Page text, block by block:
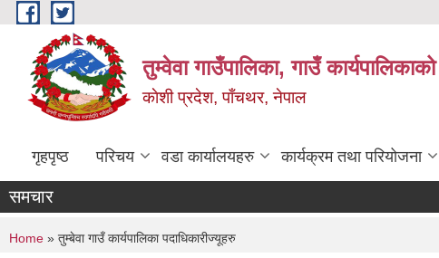
Skip to main content
तुम्वेवा गाउँपालिका, गाउँ
काेशी प्रदेश, पाँचथर, नेपाल
गृहपृष्ठ परिचय वडा कार्यालयहरु कार्यक्रम तथा परियोजना
समचार
You are here
Home » तुम्बेवा गाउँ कार्यपालिका पदाधिकारीज्यूहरु